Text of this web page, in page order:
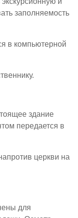
заполняемость
в компьютерной
здание
передается в
церкви на
для